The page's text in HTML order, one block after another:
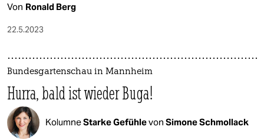
Von Ronald Berg
22.5.2023
Bundesgartenschau in Mannheim
Hurra, bald ist wieder Buga!
KolumneStarke Gefühlevon Simone Schmollack